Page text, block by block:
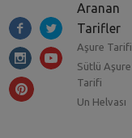
Aranan
Tarifler
Aşure Tarifi
Sütlü Aşure
Tarifi
Un Helvası